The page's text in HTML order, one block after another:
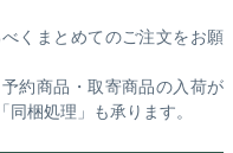
くまとめてのご注文をお願
約商品・取寄商品の入荷が
梱処理」も承ります。